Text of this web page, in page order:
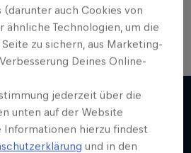
Laufenden
(darunter auch Cookies von
Technologien, um die
zu sichern, aus Marketing-
Deines Online-
jederzeit über die
unten auf der Website
Informationen hierzu findest
und in den